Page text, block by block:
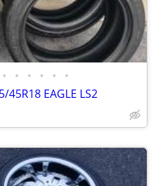
• • • • • •
45R18 EAGLE LS2